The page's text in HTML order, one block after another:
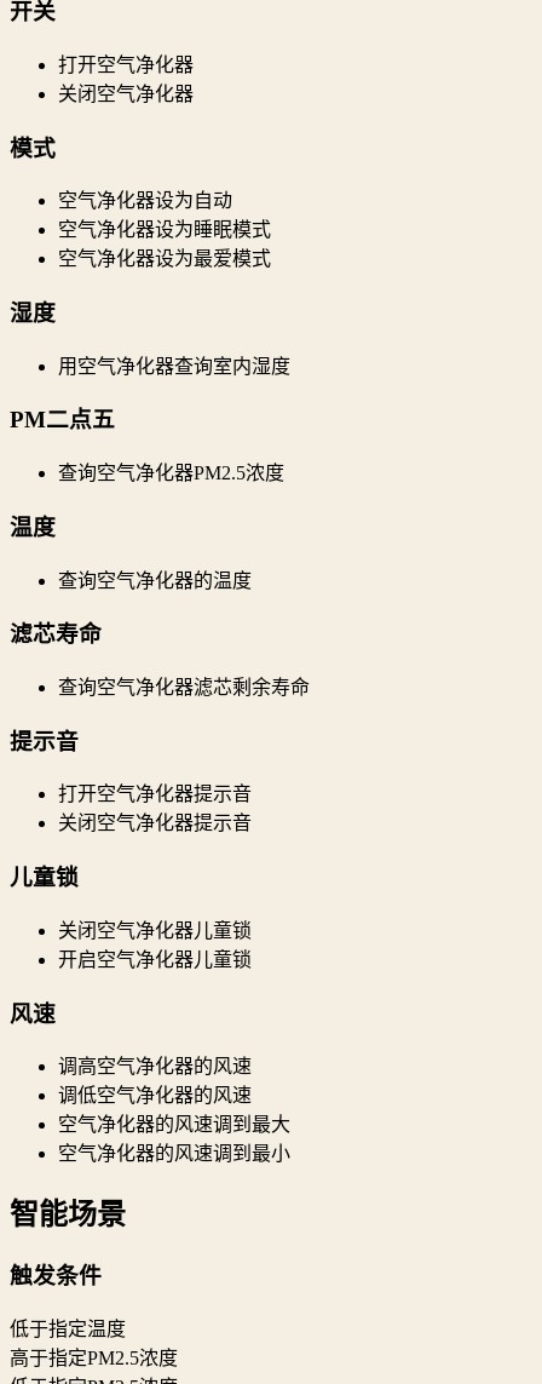
开关
打开空气净化器
关闭空气净化器
模式
空气净化器设为自动
空气净化器设为睡眠模式
空气净化器设为最爱模式
湿度
用空气净化器查询室内湿度
PM二点五
查询空气净化器PM2.5浓度
温度
查询空气净化器的温度
滤芯寿命
查询空气净化器滤芯剩余寿命
提示音
打开空气净化器提示音
关闭空气净化器提示音
儿童锁
关闭空气净化器儿童锁
开启空气净化器儿童锁
风速
调高空气净化器的风速
调低空气净化器的风速
空气净化器的风速调到最大
空气净化器的风速调到最小
智能场景
触发条件
低于指定温度
高于指定PM2.5浓度